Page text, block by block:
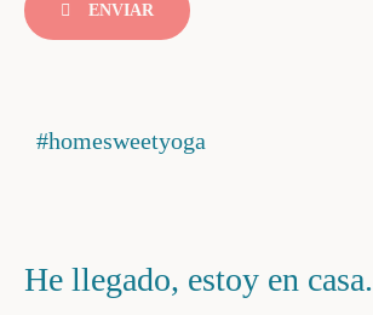
ENVIAR
#homesweetyoga
He llegado, estoy en casa.